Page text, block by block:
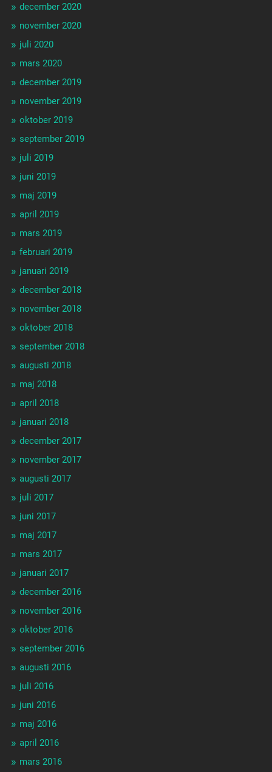
december 2020
november 2020
juli 2020
mars 2020
december 2019
november 2019
oktober 2019
september 2019
juli 2019
juni 2019
maj 2019
april 2019
mars 2019
februari 2019
januari 2019
december 2018
november 2018
oktober 2018
september 2018
augusti 2018
maj 2018
april 2018
januari 2018
december 2017
november 2017
augusti 2017
juli 2017
juni 2017
maj 2017
mars 2017
januari 2017
december 2016
november 2016
oktober 2016
september 2016
augusti 2016
juli 2016
juni 2016
maj 2016
april 2016
mars 2016